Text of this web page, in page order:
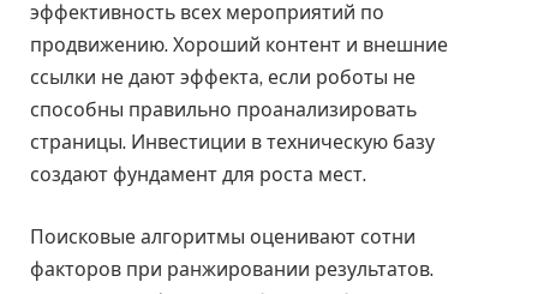
эффективность всех мероприятий по
продвижению. Хороший контент и внешние
ссылки не дают эффекта, если роботы не
способны правильно проанализировать
страницы. Инвестиции в техническую базу
создают фундамент для роста мест.
Поисковые алгоритмы оценивают сотни
факторов при ранжировании результатов.